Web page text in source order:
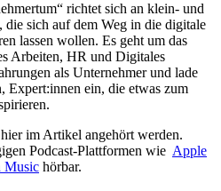
richtet sich an klein- und
die sich auf dem Weg in die digitale
lassen wollen. Es geht um das
Arbeiten, HR und Digitales
als Unternehmer und lade
Expert:innen ein, die etwas zum
im Artikel angehört werden.
Podcast-Plattformen wie Apple
Music hörbar.